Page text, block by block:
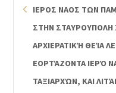
ΙΕΡΟΣ ΝΑΟΣ ΤΩΝ
ΣΤΗΝ ΣΤΑΥΡΟΥΠΟΛΗ
ΑΡΧΙΕΡΑΤΙΚΉ ΘΕΊΑ
ΕΟΡΤΆΖΟΝΤΑ ΙΕΡΌ
ΤΑΞΙΑΡΧΏΝ, ΚΑΙ